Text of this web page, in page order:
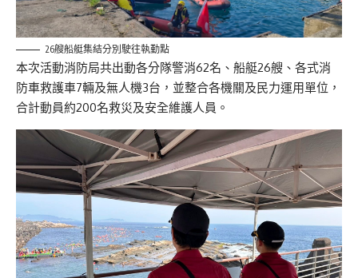
26艘船艇集結分別駛往執勤點
本次活動消防局共出動各分隊警消62名、船艇26艘、各式消
防車救護車7輛及無人機3台，並整合各機關及民力運用單位，
合計動員約200名救災及安全維護人員。